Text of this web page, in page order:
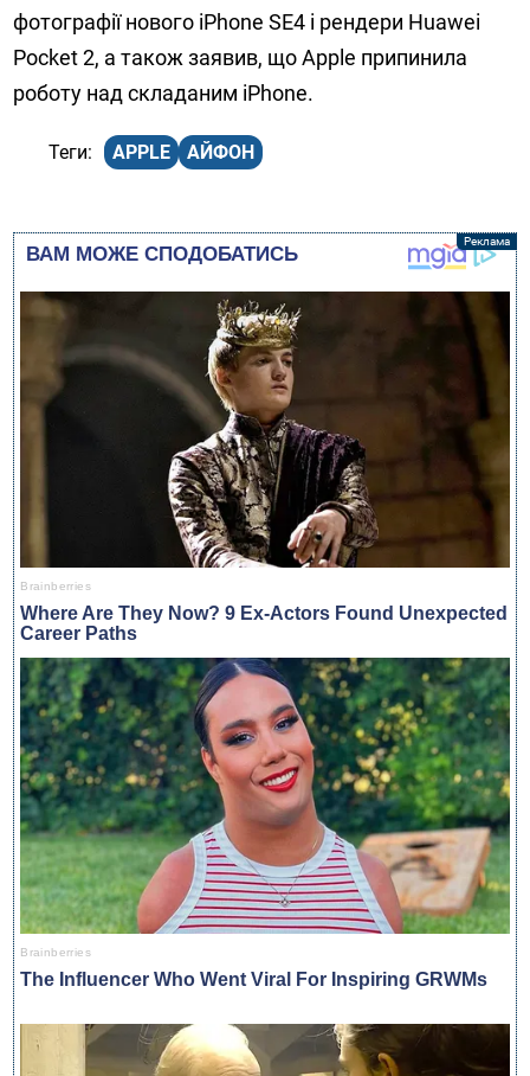
фотографії нового iPhone SE4 і рендери Huawei
Pocket 2, а також заявив, що Apple припинила
роботу над складаним iPhone.
APPLE АЙФОН